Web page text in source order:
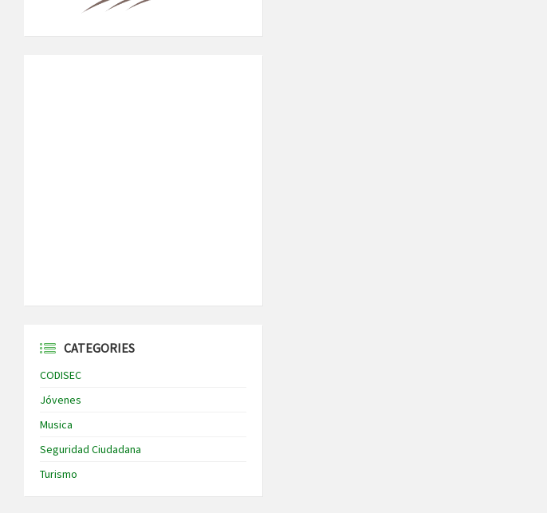
CATEGORIES
CODISEC
Jóvenes
Musica
Seguridad Ciudadana
Turismo